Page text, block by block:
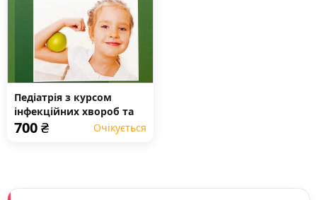
Педіатрія з курсом
інфекційних хвороб та
основами
700₴ Очікується